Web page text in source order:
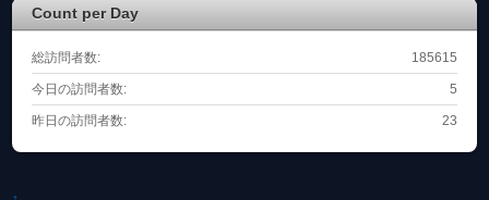
イ
ブ
Count per Day
185615
総訪問者数:
5
今日の訪問者数:
23
昨日の訪問者数: